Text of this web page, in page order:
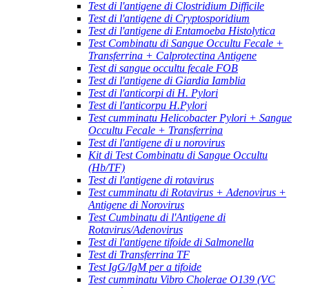
Test di l'antigene di Clostridium Difficile
Test di l'antigene di Cryptosporidium
Test di l'antigene di Entamoeba Histolytica
Test Combinatu di Sangue Occultu Fecale +
Transferrina + Calprotectina Antigene
Test di sangue occultu fecale FOB
Test di l'antigene di Giardia Iamblia
Test di l'anticorpi di H. Pylori
Test di l'anticorpu H.Pylori
Test cumminatu Helicobacter Pylori + Sangue
Occultu Fecale + Transferrina
Test di l'antigene di u norovirus
Kit di Test Combinatu di Sangue Occultu
(Hb/TF)
Test di l'antigene di rotavirus
Test cumminatu di Rotavirus + Adenovirus +
Antigene di Norovirus
Test Cumbinatu di l'Antigene di
Rotavirus/Adenovirus
Test di l'antigene tifoide di Salmonella
Test di Transferrina TF
Test IgG/IgM per a tifoide
Test cumminatu Vibro Cholerae O139 (VC